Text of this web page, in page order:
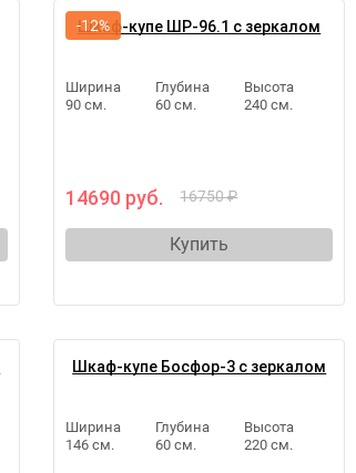
Шкаф-купе ШР-96.1 с зеркалом
Ширина
90 см.
Глубина
60 см.
Высота
240 см.
14690 руб. 16750 ₽
Купить
-12%
Шкаф-купе Босфор-3 с зеркалом
Ширина
146 см.
Глубина
60 см.
Высота
220 см.